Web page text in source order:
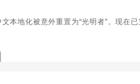
本地化被意外重置为“光明者”。现在